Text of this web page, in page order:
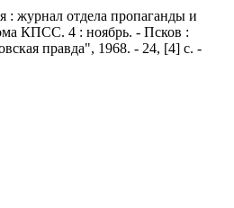
: журнал отдела пропаганды и
КПСС. 4 : ноябрь. - Псков :
правда", 1968. - 24, [4] с. -